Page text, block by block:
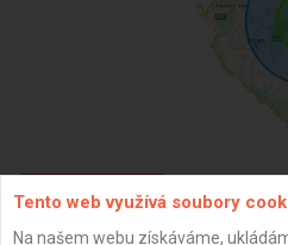
ZPĚT
Tento web využívá soubory
Na našem webu získáváme,